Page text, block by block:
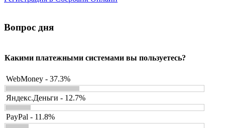
Вопрос дня
Какими платежными системами вы пользуетесь?
WebMoney - 37.3%
Яндекс.Деньги - 12.7%
PayPal - 11.8%